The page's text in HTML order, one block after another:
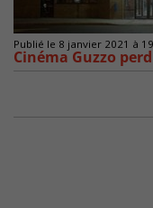
Publié le 8 janvier 2021 à
Cinéma Guzzo